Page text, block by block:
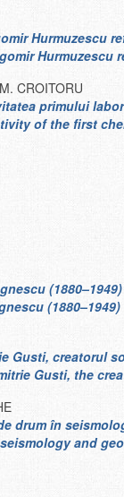
Hurmuzescu
Hurmuzescu
CROITORU
primului
of the first
Gusti, creatorul
Gusti, the
drum în
and